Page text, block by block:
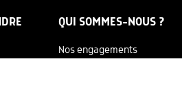
QUI SOMMES-NOUS ?
Nos engagements